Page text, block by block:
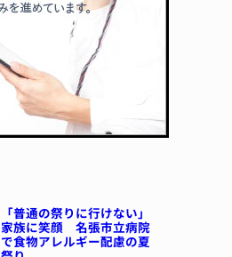
「普通の祭りに行けない」
家族に笑顔 名張市立病院
で食物アレルギー配慮の夏